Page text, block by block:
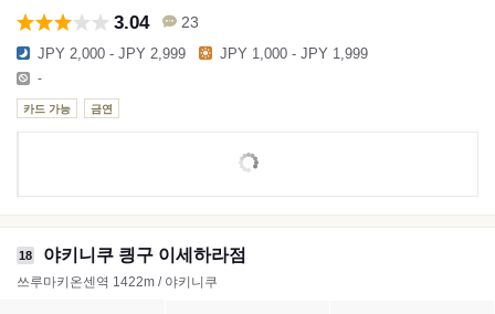
3.04 23
JPY 2,000 - JPY 2,999 JPY 1,000 - JPY 1,999
-
카드 가능 금연
18 야키니쿠 킝구 이세하라점
쓰루마키온센역 1422m / 야키니쿠